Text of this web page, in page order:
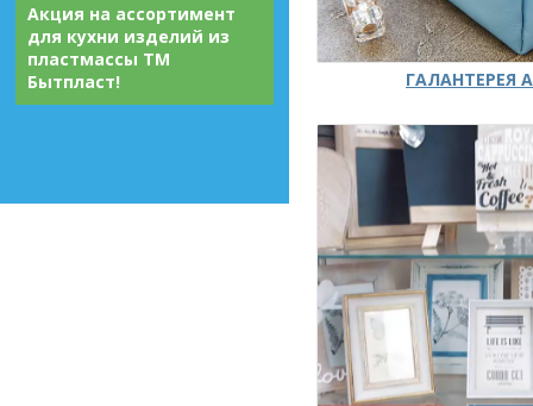
Акция на ассортимент
для кухни изделий из
пластмассы ТМ
Бытпласт!
ГАЛАНТЕРЕЯ